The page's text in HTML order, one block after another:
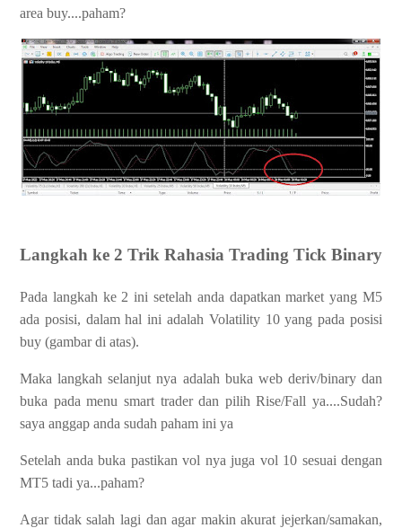
area buy....paham?
Langkah ke 2 Trik Rahasia Trading Tick Binary
Pada langkah ke 2 ini setelah anda dapatkan market yang M5
ada posisi, dalam hal ini adalah Volatility 10 yang pada posisi
buy (gambar di atas).
Maka langkah selanjut nya adalah buka web deriv/binary dan
buka pada menu smart trader dan pilih Rise/Fall ya....Sudah?
saya anggap anda sudah paham ini ya
Setelah anda buka pastikan vol nya juga vol 10 sesuai dengan
MT5 tadi ya...paham?
Agar tidak salah lagi dan agar makin akurat jejerkan/samakan,